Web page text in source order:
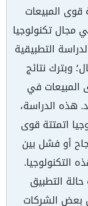
قوى المبيعات
مجال تكنولوجيا
التطبيقية
وبترك نتائج
المبيعات في
هذه الدراسة،
اتمتتة قوى
أو فشل بين
التكنولوجيا.
التطبيق
بعض الشركات